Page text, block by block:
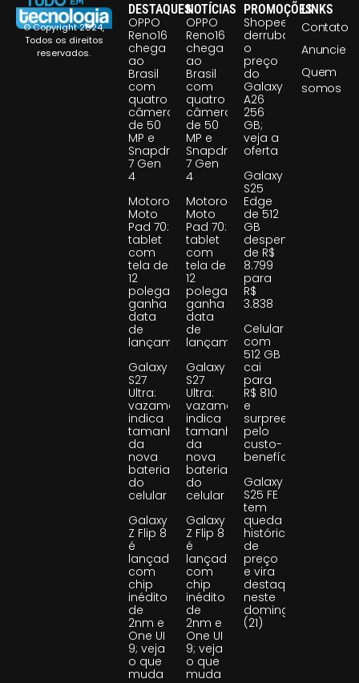
© Copyright 2024,
Todos os direitos
reservados.
DESTAQUES
OPPO
Reno16
chega
ao
Brasil
com
quatro
câmeras
de 50
MP e
Snapdragon
7 Gen
4
Motorola
Moto
Pad 70:
tablet
com
tela de
12
polegadas
ganha
data
de
lançamento
Galaxy
S27
Ultra:
vazamento
indica
tamanho
da
nova
bateria
do
celular
Galaxy
Z Flip 8
é
lançado
com
chip
inédito
de
2nm e
One UI
9; veja
o que
muda
NOTÍCIAS
OPPO
Reno16
chega
ao
Brasil
com
quatro
câmeras
de 50
MP e
Snapdragon
7 Gen
4
Motorola
Moto
Pad 70:
tablet
com
tela de
12
polegadas
ganha
data
de
lançamento
Galaxy
S27
Ultra:
vazamento
indica
tamanho
da
nova
bateria
do
celular
Galaxy
Z Flip 8
é
lançado
com
chip
inédito
de
2nm e
One UI
9; veja
o que
muda
PROMOÇÕES
Shopee
derruba
o
preço
do
Galaxy
A26
256
GB;
veja a
oferta
Galaxy
S25
Edge
de 512
GB
despenca
de R$
8.799
para
R$
3.838
Celular
com
512 GB
cai
para
R$ 810
e
surpreende
pelo
custo-
benefício
Galaxy
S25 FE
tem
queda
histórica
de
preço
e vira
destaque
neste
domingo
(21)
LINKS
Contato
Anuncie
Quem
somos